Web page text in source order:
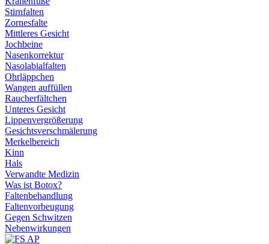
Stirnfalten
Zornesfalte
Mittleres Gesicht
Jochbeine
Nasenkorrektur
Nasolabialfalten
Ohrläppchen
Wangen auffüllen
Raucherfältchen
Unteres Gesicht
Lippenvergrößerung
Gesichtsverschmälerung
Merkelbereich
Kinn
Hals
Verwandte Medizin
Was ist Botox?
Faltenbehandlung
Faltenvorbeugung
Gegen Schwitzen
Nebenwirkungen